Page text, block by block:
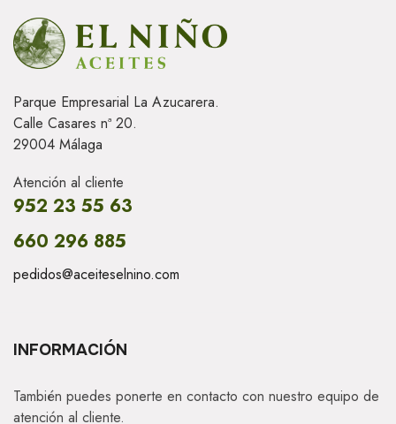
Parque Empresarial La Azucarera.
Calle Casares nª 20.
29004 Málaga
Atención al cliente
952 23 55 63
660 296 885
pedidos@aceiteselnino.com
INFORMACIÓN
También puedes ponerte en contacto con nuestro equipo de
atención al cliente.